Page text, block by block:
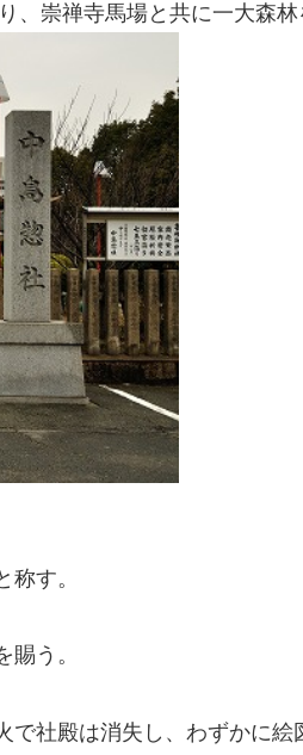
崇禅寺馬場と共に一大森林
す。
う。
で社殿は消失し、わずかに絵